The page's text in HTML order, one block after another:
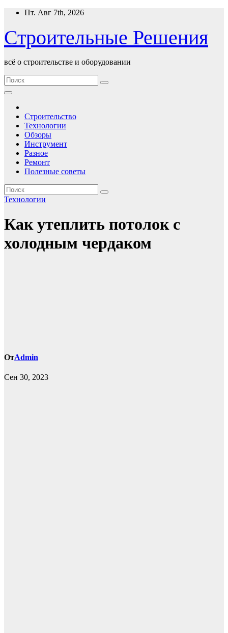
Перейти
содержимому
Пт. Авг 7th, 2026
Строительные Решения
всё о строительстве и оборудовании
Строительство
Технологии
Обзоры
Инструмент
Разное
Ремонт
Полезные советы
Технологии
Как утеплить потолок с
холодным чердаком
ОтAdmin
Сен 30, 2023